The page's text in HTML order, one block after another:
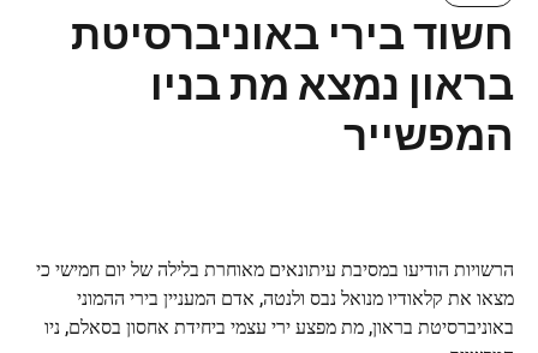
חשוד בירי באוניברסיטת
בראון נמצא מת בניו
המפשייר
הרשויות הודיעו במסיבת עיתונאים מאוחרת בלילה של יום חמישי כי
מצאו את קלאודיו מנואל נבס ולנטה, אדם המעניין בירי ההמוני
באוניברסיטת בראון, מת מפצע ירי עצמי ביחידת אחסון בסאלם, ניו